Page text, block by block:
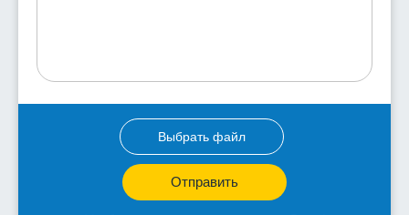
Выбрать файл
Отправить